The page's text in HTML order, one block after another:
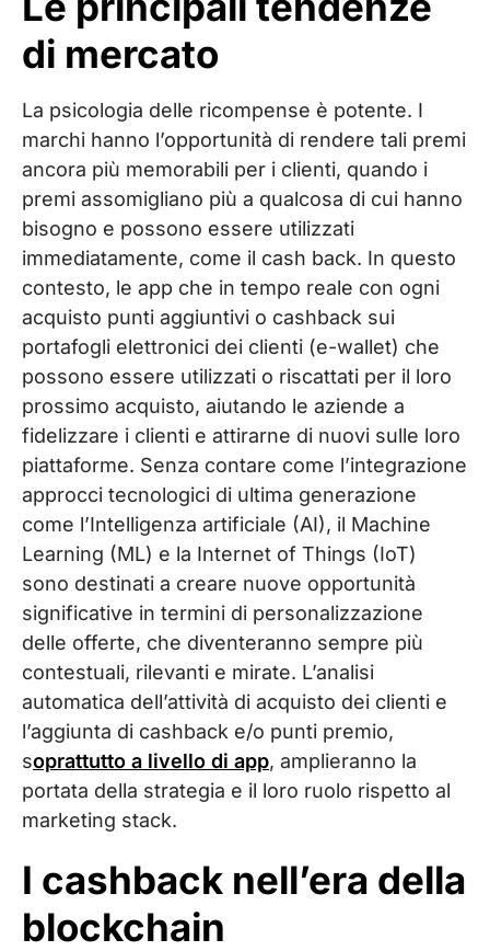
di mercato
La psicologia delle ricompense è potente. I
marchi hanno l’opportunità di rendere tali premi
ancora più memorabili per i clienti, quando i
premi assomigliano più a qualcosa di cui hanno
bisogno e possono essere utilizzati
immediatamente, come il cash back. In questo
contesto, le app che in tempo reale con ogni
acquisto punti aggiuntivi o cashback sui
portafogli elettronici dei clienti (e-wallet) che
possono essere utilizzati o riscattati per il loro
prossimo acquisto, aiutando le aziende a
fidelizzare i clienti e attirarne di nuovi sulle loro
piattaforme. Senza contare come l’integrazione
approcci tecnologici di ultima generazione
come l’Intelligenza artificiale (AI), il Machine
Learning (ML) e la Internet of Things (IoT)
sono destinati a creare nuove opportunità
significative in termini di personalizzazione
delle offerte, che diventeranno sempre più
contestuali, rilevanti e mirate. L’analisi
automatica dell’attività di acquisto dei clienti e
l’aggiunta di cashback e/o punti premio,
soprattutto a livello di app, amplieranno la
portata della strategia e il loro ruolo rispetto al
marketing stack.
I cashback nell’era della
blockchain